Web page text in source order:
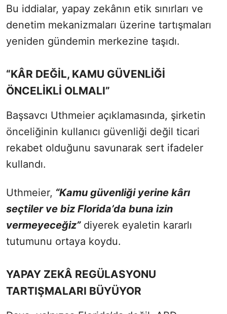
Bu iddialar, yapay zekânın etik sınırları ve
denetim mekanizmaları üzerine tartışmaları
yeniden gündemin merkezine taşıdı.
“KÂR DEĞİL, KAMU GÜVENLİĞİ
ÖNCELİKLİ OLMALI”
Başsavcı Uthmeier açıklamasında, şirketin
önceliğinin kullanıcı güvenliği değil ticari
rekabet olduğunu savunarak sert ifadeler
kullandı.
Uthmeier, “Kamu güvenliği yerine kârı
seçtiler ve biz Florida’da buna izin
vermeyeceğiz”diyerek eyaletin kararlı
tutumunu ortaya koydu.
YAPAY ZEKÂ REGÜLASYONU
TARTIŞMALARI BÜYÜYOR